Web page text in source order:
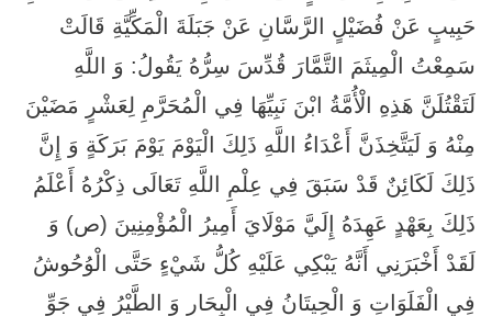
حَبِيبٍ عَنْ فُضَيْلٍ الرَّسَّانِ عَنْ جَبَلَةَ الْمَكِّيَّةِ قَالَتْ
سَمِعْتُ الْمِيثَمَ التَّمَّارَ قُدِّسَ سِرُّهُ يَقُولُ‏: وَ اللَّهِ
لَتَقْتُلَنَّ هَذِهِ الْأُمَّةُ ابْنَ نَبِيِّهَا فِي الْمُحَرَّمِ لِعَشْرٍ مَضَيْنَ
مِنْهُ وَ لَيَتَّخِذَنَّ أَعْدَاءُ اللَّهِ ذَلِكَ الْيَوْمَ يَوْمَ بَرَكَةٍ وَ إِنَّ
ذَلِكَ لَكَائِنٌ قَدْ سَبَقَ فِي عِلْمِ اللَّهِ تَعَالَى ذِكْرُهُ أَعْلَمُ
ذَلِكَ بِعَهْدٍ عَهِدَهُ إِلَيَّ مَوْلَايَ أَمِيرُ الْمُؤْمِنِينَ (ص) وَ
لَقَدْ أَخْبَرَنِي أَنَّهُ يَبْكِي عَلَيْهِ كُلُّ شَيْ‏ءٍ حَتَّى الْوُحُوشُ
فِي الْفَلَوَاتِ وَ الْحِيتَانُ فِي الْبِحَارِ وَ الطَّيْرُ فِي جَوِّ